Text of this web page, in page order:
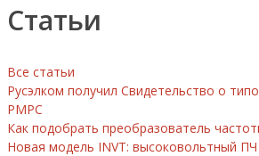
Статьи
Все статьи
Русэлком получил Свидетельство о
РМРС
Как подобрать преобразователь
Новая модель INVT: высоковольтный